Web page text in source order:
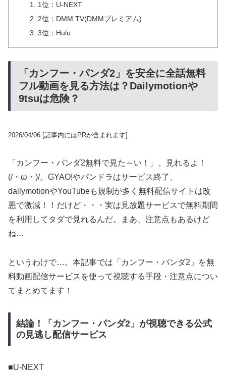
1位：U-NEXT
2位：DMM TV(DMMプレミアム)
3位：Hulu
「カンフー・パンダ2」を安全に全話無料
フル動画を見る方法は？Dailymotionや
9tsuは危険？
2026/04/06 [記事内にはPRが含まれます]
「カンフー・パンダ2無料で見た～い！」。見れるよ！
(/・ω・)/。GYAO!やパンドラはサービス終了、
dailymotionやYouTubeも規制が多く無料配信サイトは改
悪で激減！！だけど・・・実は見放題サービスで無料期間
を利用してタダで見れるんだ。まあ、注意点もあるけど
ね…
というわけで…。本記事では「カンフー・パンダ2」を無
料動画配信サービスを使って視聴する手段・注意点につい
てまとめてます！
結論！「カンフー・パンダ2」が視聴できる公式
の見逃し配信サービス
■U-NEXT